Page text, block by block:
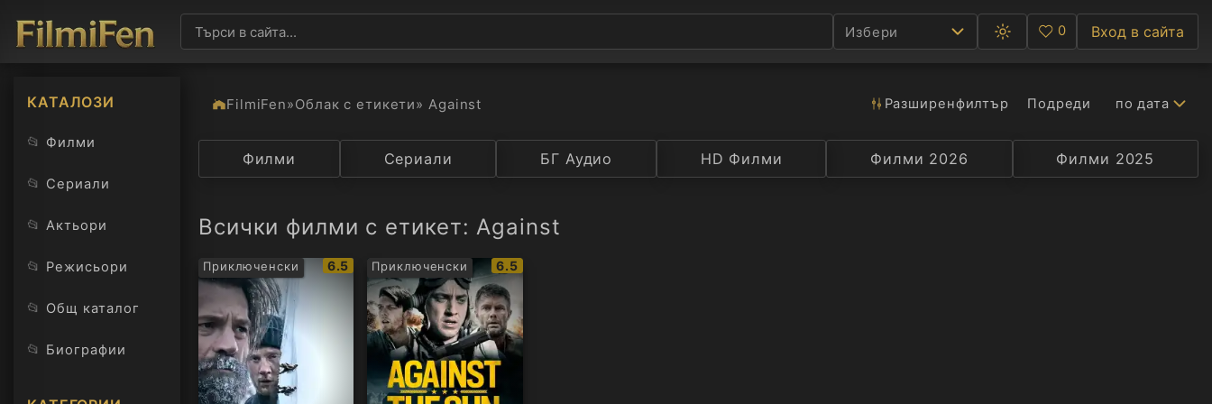
Избери
Превключване
между
светла
Любими
0 Вход в сайта
КАТАЛОЗИ
📂 Филми
📂 Сериали
📂 Актьори
📂 Режисьори
📂 Общ каталог
📂 Биографии
FilmiFen»Облак с етикети» Against Разширенфилтър Подреди по дата
Категория Държава Рейтинг Селекция Превод Актьор
Филми Сериали БГ Аудио HD Филми Филми 2026 Филми 2025
Всички филми с етикет: Against
Приключенски
IMDb
рейтинг:
6.5 Приключенски
IMDb
рейтинг:
6.5